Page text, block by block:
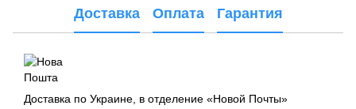
Доставка Оплата Гарантия
Доставка по Украине, в отделение «Новой Почты»